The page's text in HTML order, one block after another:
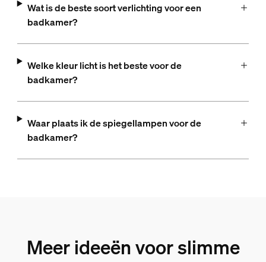
Wat is de beste soort verlichting voor een
badkamer?
Welke kleur licht is het beste voor de
badkamer?
Waar plaats ik de spiegellampen voor de
badkamer?
Meer ideeën voor slimme